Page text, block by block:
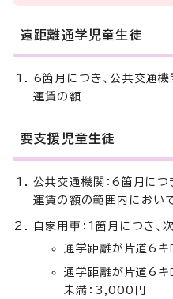
遠距離通学児童生徒
6箇月につき、公共交通
運賃の額
要支援児童生徒
公共交通機関：6箇月に
運賃の額の範囲内におい
自家用車：1箇月につき、
通学距離が片道6キ
通学距離が片道6キ
未満：3,000円